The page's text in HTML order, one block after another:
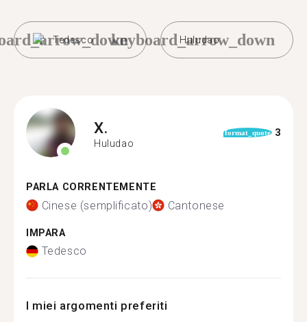
Tedesco Huludao
keyboard_arrow_down
X.
Huludao
format_quote 3
PARLA CORRENTEMENTE
Cinese (semplificato) Cantonese
IMPARA
Tedesco
I miei argomenti preferiti